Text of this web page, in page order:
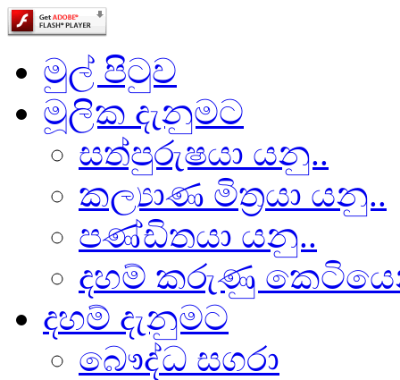
මුල් පිටුව
මූලික දැනුමට
සත්පුරුෂයා යනු..
කල්‍යාණ මිත්‍රයා යනු..
පණ්ඩිතයා යනු..
දහම් කරුණු
දහම් දැනුමට
බෞද්ධ සගරා